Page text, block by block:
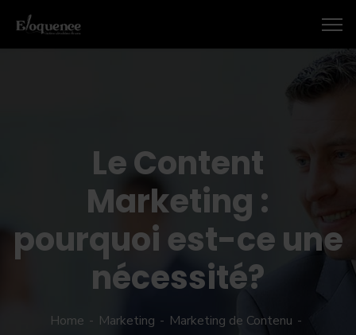
Le Content
Marketing :
pourquoi est-ce une
nécessité?
Home Marketing
Marketing de Contenu